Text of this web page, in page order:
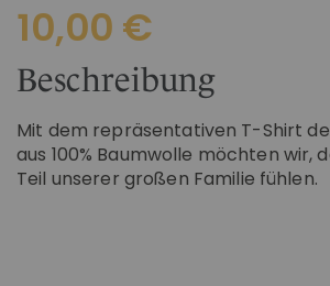
Beschreibung
Mit dem repräsentativen T-Shirt
aus 100% Baumwolle möchten wir,
Teil unserer großen Familie fühlen.
10,00 €